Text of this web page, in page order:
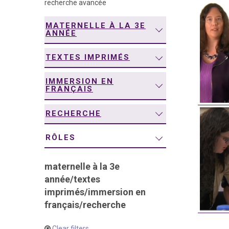
recherche avancée
MATERNELLE À LA 3E
ANNÉE
TEXTES IMPRIMÉS
IMMERSION EN
FRANÇAIS
RECHERCHE
RÔLES
maternelle à la 3e
année/textes
imprimés/immersion en
français/recherche